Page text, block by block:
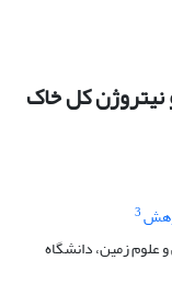
نیتروژن کل خاک
3
علوم زمین، دانشگاه